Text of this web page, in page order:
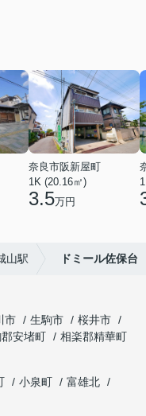
奈良市阪新屋町
1K (20.16㎡)
3.5万円
山駅 ドミール佐保台
市 生駒市
桜井市
安堵町
相楽郡精華町
小泉町
富雄北